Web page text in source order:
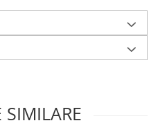
SIMILARE